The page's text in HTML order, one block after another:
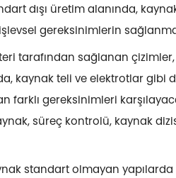
dışı üretim alanında,
gereksinimlerin
tarafından sağlanan
kaynak teli ve elektrotlar gibi
farklı gereksinimleri
süreç kontrolü, kaynak
standart olmayan